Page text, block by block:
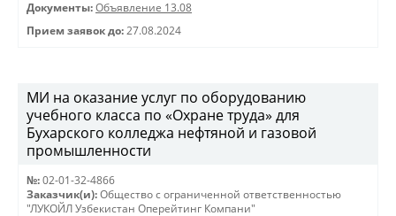
Документы: Объявление 13.08
Прием заявок до: 27.08.2024
МИ на оказание услуг по оборудованию
учебного класса по «Охране труда» для
Бухарского колледжа нефтяной и газовой
промышленности
№: 02-01-32-4866
Заказчик(и): Общество с ограниченной ответственностью
"ЛУКОЙЛ Узбекистан Оперейтинг Компани"